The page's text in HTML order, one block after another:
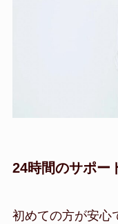
24時間のサポー
初めての方が安心